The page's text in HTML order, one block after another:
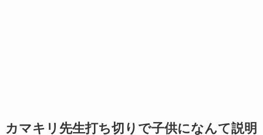
カマキリ先生打ち切りで子供になんて説明